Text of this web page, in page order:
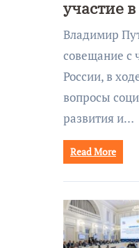
участие
под
Владимир
совещание с
России, в
вопросы
развития и…
Read More